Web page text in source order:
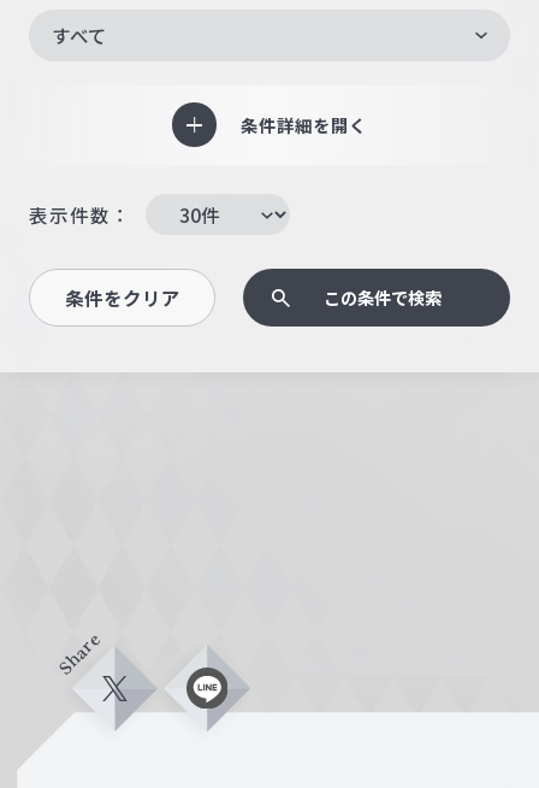
すべて
条件詳細を開く
表示件数：
条件をクリア この条件で検索
Share
X L